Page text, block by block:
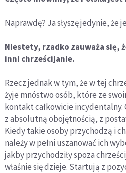
Naprawdę? Ja słyszę jedynie, że
Niestety, rzadko zauważa się,
inni chrześcijanie.
Rzecz jednak w tym, że w tej
żyje mnóstwo osób, które ze
kontakt całkowicie incydentalny.
z absolutną obojętnością, z
Kiedy takie osoby przychodzą i
należy w pełni uszanować ich
jakby przychodziły spoza
właśnie się dzieje. Startują z